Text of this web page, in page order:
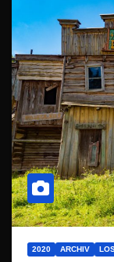
2020 ARCHIV